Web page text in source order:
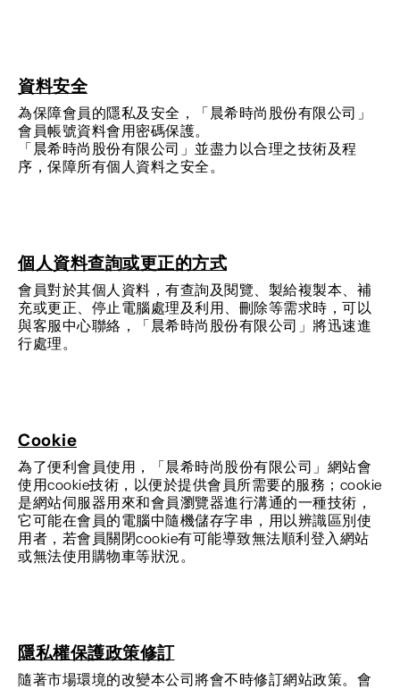
資料安全
為保障會員的隱私及安全，「晨希時尚股份有限公司」
會員帳號資料會用密碼保護。
「晨希時尚股份有限公司」並盡力以合理之技術及程
序，保障所有個人資料之安全。
個人資料查詢或更正的方式
會員對於其個人資料，有查詢及閱覽、製給複製本、補
充或更正、停止電腦處理及利用、刪除等需求時，可以
與客服中心聯絡，「晨希時尚股份有限公司」將迅速進
行處理。
Cookie
為了便利會員使用，「晨希時尚股份有限公司」網站會
使用cookie技術，以便於提供會員所需要的服務；cookie
是網站伺服器用來和會員瀏覽器進行溝通的一種技術，
它可能在會員的電腦中隨機儲存字串，用以辨識區別使
用者，若會員關閉cookie有可能導致無法順利登入網站
或無法使用購物車等狀況。
隱私權保護政策修訂
隨著市場環境的改變本公司將會不時修訂網站政策。會